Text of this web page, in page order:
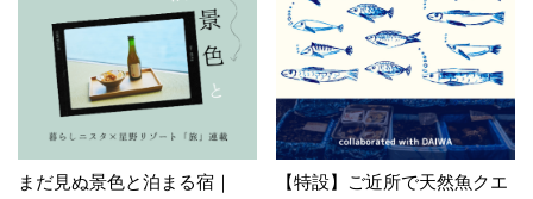
まだ見ぬ景色と泊まる宿｜
【特設】ご近所で天然魚クエ